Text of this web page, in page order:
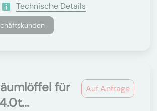
Technische Details
Auf Anfrage
für